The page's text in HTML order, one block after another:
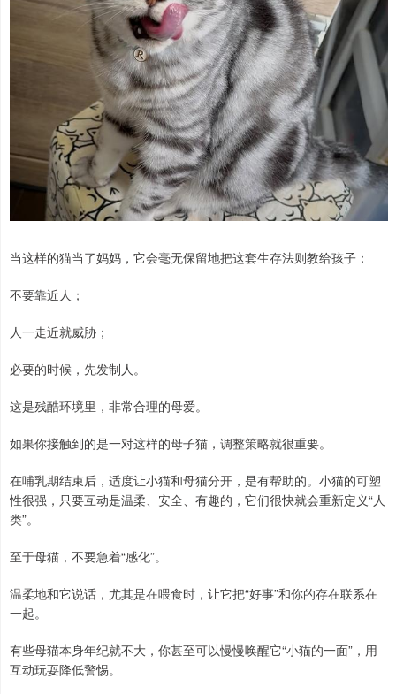
当这样的猫当了妈妈，它会毫无保留地把这套生存法则教给孩子：
不要靠近人；
人一走近就威胁；
必要的时候，先发制人。
这是残酷环境里，非常合理的母爱。
如果你接触到的是一对这样的母子猫，调整策略就很重要。
在哺乳期结束后，适度让小猫和母猫分开，是有帮助的。小猫的可塑
性很强，只要互动是温柔、安全、有趣的，它们很快就会重新定义“人
类”。
至于母猫，不要急着“感化”。
温柔地和它说话，尤其是在喂食时，让它把“好事”和你的存在联系在
一起。
有些母猫本身年纪就不大，你甚至可以慢慢唤醒它“小猫的一面”，用
互动玩耍降低警惕。